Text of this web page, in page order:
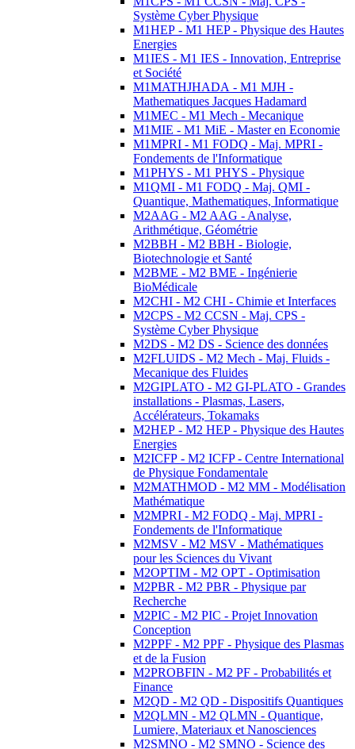
Système Cyber Physique
M1HEP - M1 HEP - Physique des Hautes
Energies
M1IES - M1 IES - Innovation, Entreprise
et Société
M1MATHJHADA - M1 MJH -
Mathematiques Jacques Hadamard
M1MEC - M1 Mech - Mecanique
M1MIE - M1 MiE - Master en Economie
M1MPRI - M1 FODQ - Maj. MPRI -
Fondements de l'Informatique
M1PHYS - M1 PHYS - Physique
M1QMI - M1 FODQ - Maj. QMI -
Quantique, Mathematiques, Informatique
M2AAG - M2 AAG - Analyse,
Arithmétique, Géométrie
M2BBH - M2 BBH - Biologie,
Biotechnologie et Santé
M2BME - M2 BME - Ingénierie
BioMédicale
M2CHI - M2 CHI - Chimie et Interfaces
M2CPS - M2 CCSN - Maj. CPS -
Système Cyber Physique
M2DS - M2 DS - Science des données
M2FLUIDS - M2 Mech - Maj. Fluids -
Mecanique des Fluides
M2GIPLATO - M2 GI-PLATO - Grandes
installations - Plasmas, Lasers,
Accélérateurs, Tokamaks
M2HEP - M2 HEP - Physique des Hautes
Energies
M2ICFP - M2 ICFP - Centre International
de Physique Fondamentale
M2MATHMOD - M2 MM - Modélisation
Mathématique
M2MPRI - M2 FODQ - Maj. MPRI -
Fondements de l'Informatique
M2MSV - M2 MSV - Mathématiques
pour les Sciences du Vivant
M2OPTIM - M2 OPT - Optimisation
M2PBR - M2 PBR - Physique par
Recherche
M2PIC - M2 PIC - Projet Innovation
Conception
M2PPF - M2 PPF - Physique des Plasmas
et de la Fusion
M2PROBFIN - M2 PF - Probabilités et
Finance
M2QD - M2 QD - Dispositifs Quantiques
M2QLMN - M2 QLMN - Quantique,
Lumiere, Materiaux et Nanosciences
M2SMNO - M2 SMNO - Science des